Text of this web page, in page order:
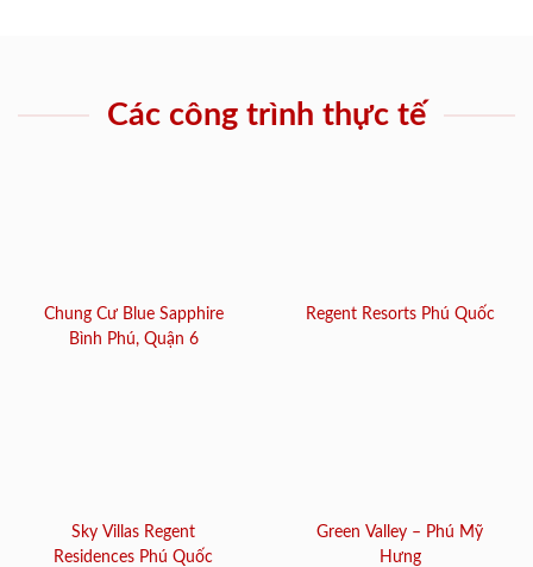
Các công trình thực tế
Chung Cư Blue Sapphire
Bình Phú, Quận 6
Regent Resorts Phú Quốc
Sky Villas Regent
Residences Phú Quốc
Green Valley – Phú Mỹ
Hưng